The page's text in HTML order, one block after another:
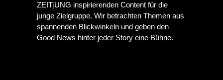
ZEITjUNG inspirierenden Content für die
junge Zielgruppe. Wir betrachten Themen aus
spannenden Blickwinkeln und geben den
Good News hinter jeder Story eine Bühne.